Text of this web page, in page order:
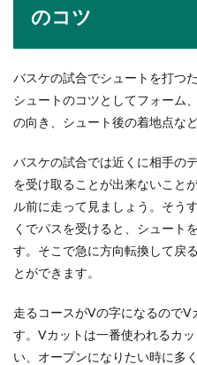
名前を
赤字が
とがある人
ボクシ
くいダ
も「...
のコツ
バスケの試合でシュートを打つ
シュートのコツとしてフォーム
の向き、シュート後の着地点な
バスケの試合では近くに相手の
を受け取ることが出来ないこと
ル前に走って見ましょう。そう
くでパスを受けると、シュート
す。そこで急に方向転換して戻
とができます。
走るコースがVの字になるのでV
す。Vカットは一番使われるカ
い、オープンになりたい時に多